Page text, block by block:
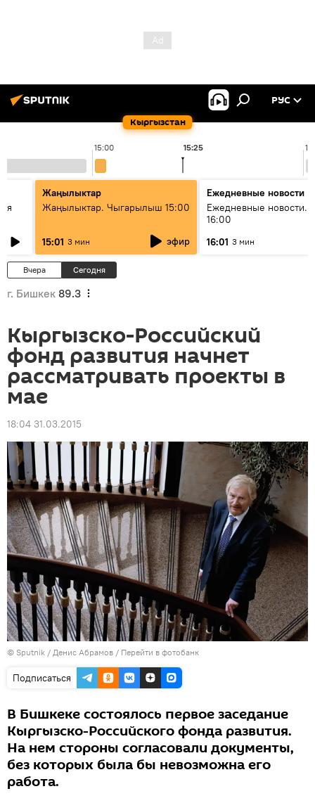
Кыргызстан
РУС
15:00 15:25
Жаңылыктар
Жаңылыктар. Чыгарылыш 15:00
15:01 3 мин эфир
Ежедневные новости
Ежедневные новости.
16:00
16:01 3 мин
Вчера Сегодня
г. Бишкек 89.3
Кыргызско-Российский
фонд развития начнет
рассматривать проекты в
мае
18:04 31.03.2015
© Sputnik / Денис Абрамов / Перейти в фотобанк
Подписаться
В Бишкеке состоялось первое заседание
Кыргызско-Российского фонда развития.
На нем стороны согласовали документы,
без которых была бы невозможна его
работа.